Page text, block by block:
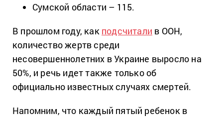
Сумской области – 115.
В прошлом году, как подсчитали в ООН,
количество жертв среди
несовершеннолетних в Украине выросло на
50%, и речь идет также только об
официально известных случаях смертей.
Напомним, что каждый пятый ребенок в